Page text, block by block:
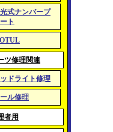
式ナンバープ
ト
ツ修理関連
ドライト修理
ル修理
者用